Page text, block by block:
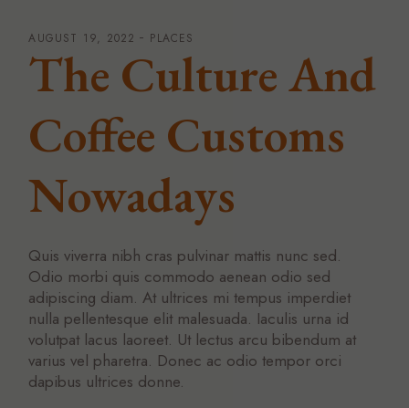
AUGUST 19, 2022 PLACES
The Culture And
Coffee Customs
Nowadays
Quis viverra nibh cras pulvinar mattis nunc sed.
Odio morbi quis commodo aenean odio sed
adipiscing diam. At ultrices mi tempus imperdiet
nulla pellentesque elit malesuada. Iaculis urna id
volutpat lacus laoreet. Ut lectus arcu bibendum at
varius vel pharetra. Donec ac odio tempor orci
dapibus ultrices donne.